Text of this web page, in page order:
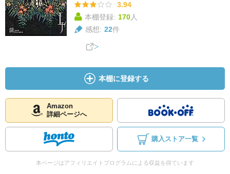
3.94
本棚登録: 170人
感想: 22件
本棚に登録する
Amazon
詳細ページへ
購入ストア一覧
本ページはアフィリエイトプログラムによる収益を得ています